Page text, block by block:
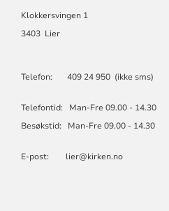
Klokkersvingen 1
3403 Lier
Telefon: 409 24 950 (ikke sms)
Telefontid: Man-Fre 09.00 - 14.30
Besøkstid: Man-Fre 09.00 - 14.30
E-post: lier@kirken.no